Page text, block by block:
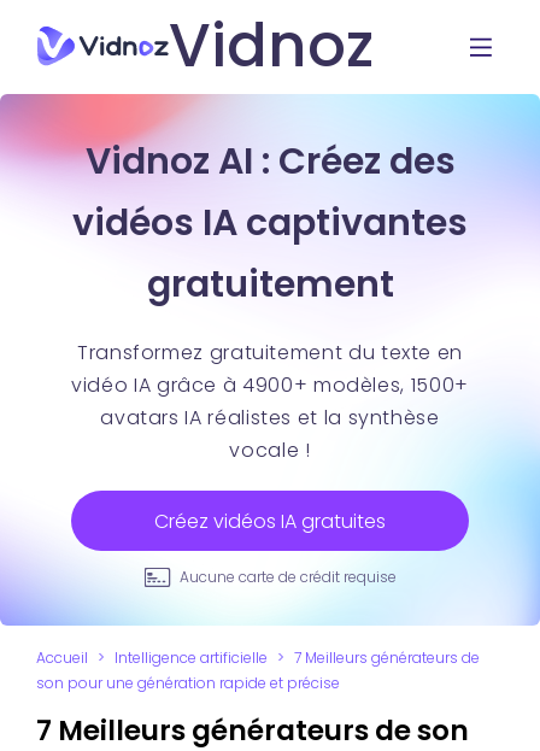
Vidnoz
Vidnoz AI : Créez des
vidéos IA captivantes
gratuitement
Transformez gratuitement du texte en
vidéo IA grâce à 4900+ modèles, 1500+
avatars IA réalistes et la synthèse
vocale !
Créez vidéos IA gratuites
Aucune carte de crédit requise
Accueil > Intelligence artificielle > 7 Meilleurs générateurs de
son pour une génération rapide et précise
7 Meilleurs générateurs de son